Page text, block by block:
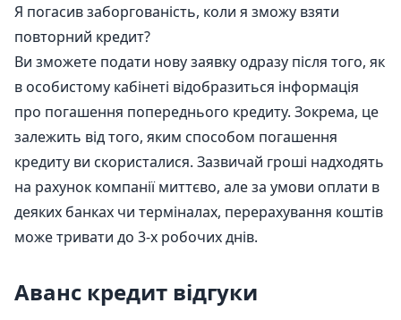
Я погасив заборгованість, коли я зможу взяти
повторний кредит?
Ви зможете подати нову заявку одразу після того, як
в особистому кабінеті відобразиться інформація
про погашення попереднього кредиту. Зокрема, це
залежить від того, яким способом погашення
кредиту ви скористалися. Зазвичай гроші надходять
на рахунок компанії миттєво, але за умови оплати в
деяких банках чи терміналах, перерахування коштів
може тривати до 3-х робочих днів.
Аванс кредит відгуки